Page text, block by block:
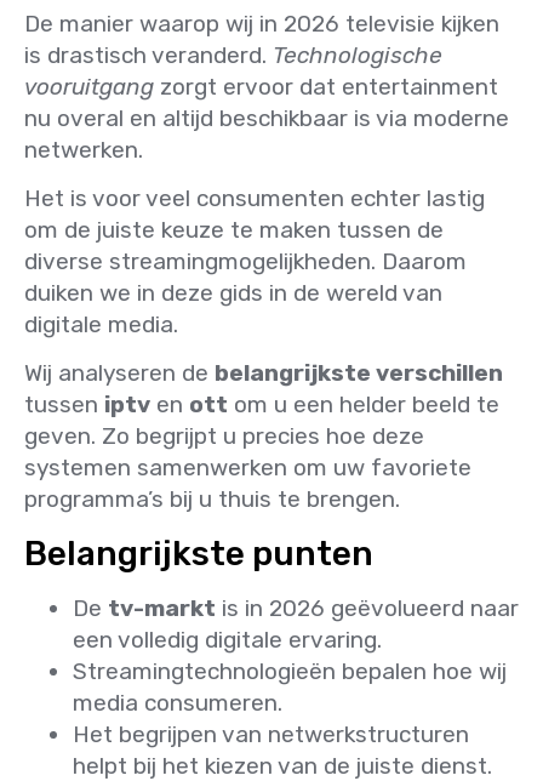
De manier waarop wij in 2026 televisie kijken
is drastisch veranderd. Technologische
vooruitgang zorgt ervoor dat entertainment
nu overal en altijd beschikbaar is via moderne
netwerken.
Het is voor veel consumenten echter lastig
om de juiste keuze te maken tussen de
diverse streamingmogelijkheden. Daarom
duiken we in deze gids in de wereld van
digitale media.
Wij analyseren de belangrijkste verschillen
tussen iptv en ott om u een helder beeld te
geven. Zo begrijpt u precies hoe deze
systemen samenwerken om uw favoriete
programma’s bij u thuis te brengen.
Belangrijkste punten
De tv-markt is in 2026 geëvolueerd naar
een volledig digitale ervaring.
Streamingtechnologieën bepalen hoe wij
media consumeren.
Het begrijpen van netwerkstructuren
helpt bij het kiezen van de juiste dienst.